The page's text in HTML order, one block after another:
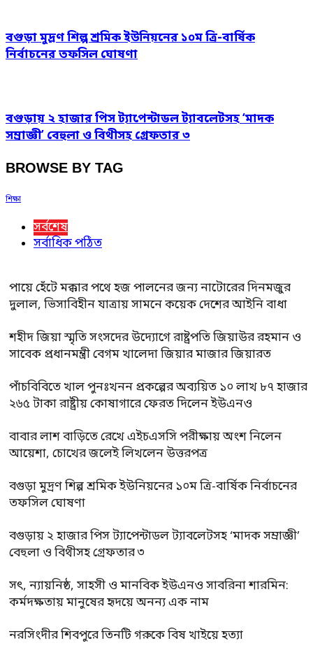
বগুড়া মুদ্রণ শিল্প শ্রমিক ইউনিয়নের ১০ম ত্রি-বার্ষিক
নির্বাচনের তফসিল ঘোষণা
বগুড়ায় ২ হাজার পিস ট্যাপেন্টাডল ট্যাবলেটসহ ‘মাদক
সম্রাজ্ঞী’ বেহুলা ও বিথীসহ গ্রেফতার ৩
BROWSE BY TAG
শিক্ষা
সর্বশেষ
সর্বাধিক পঠিত
পায়ে হেঁটে মক্কার পথে হজ পালনের জন্য নাটোরের দিনমজুর
দুলাল, ভিসাবিহীন যাত্রায় সামনে কয়েক দেশের আইনি বাধা
শহীদ জিয়া স্মৃতি সংসদের উদ্যোগে রাষ্ট্রপতি জিয়াউর রহমান ও
সাবেক প্রধানমন্ত্রী বেগম খালেদা জিয়ার মাজার জিয়ারত
পাঁচবিবিতে খাল পুনঃখনন প্রকল্পের অব্যয়িত ১০ লাখ ৮৭ হাজার
২৬৫ টাকা রাষ্ট্রীয় কোষাগারে ফেরত দিলেন ইউএনও
বাবার লাশ বাড়িতে রেখে এইচএসসি পরীক্ষায় অংশ নিলেন
আয়েশা, চোখের জলেই লিখলেন উত্তরপত্র
বগুড়া মুদ্রণ শিল্প শ্রমিক ইউনিয়নের ১০ম ত্রি-বার্ষিক নির্বাচনের
তফসিল ঘোষণা
বগুড়ায় ২ হাজার পিস ট্যাপেন্টাডল ট্যাবলেটসহ ‘মাদক সম্রাজ্ঞী’
বেহুলা ও বিথীসহ গ্রেফতার ৩
সৎ, ন্যায়নিষ্ঠ, সাহসী ও মানবিক ইউএনও সাবরিনা শারমিন:
কর্মদক্ষতায় মানুষের হৃদয়ে অনন্য এক নাম
নরসিংদীর শিবপুরে তিনটি গরুকে বিষ খাইয়ে হত্যা